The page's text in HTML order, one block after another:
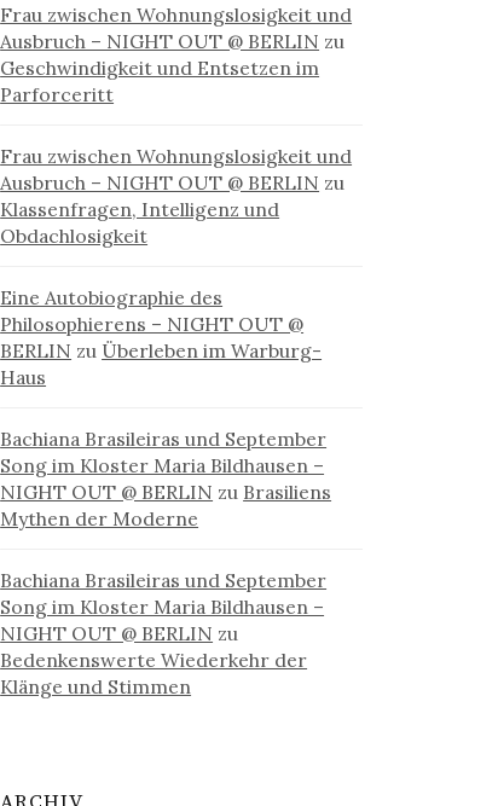
Frau zwischen Wohnungslosigkeit und
Ausbruch – NIGHT OUT @ BERLIN zu
Geschwindigkeit und Entsetzen im
Parforceritt
Frau zwischen Wohnungslosigkeit und
Ausbruch – NIGHT OUT @ BERLIN zu
Klassenfragen, Intelligenz und
Obdachlosigkeit
Eine Autobiographie des
Philosophierens – NIGHT OUT @
BERLIN zu Überleben im Warburg-
Haus
Bachiana Brasileiras und September
Song im Kloster Maria Bildhausen –
NIGHT OUT @ BERLIN zu Brasiliens
Mythen der Moderne
Bachiana Brasileiras und September
Song im Kloster Maria Bildhausen –
NIGHT OUT @ BERLIN zu
Bedenkenswerte Wiederkehr der
Klänge und Stimmen